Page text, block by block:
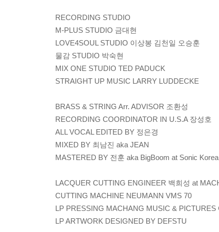
RECORDING STUDIO
M-PLUS STUDIO 금대현
LOVE4SOUL STUDIO 이상봉 김천일 오승훈
물감 STUDIO 박숙현
MIX ONE STUDIO TED PADUCK
STRAIGHT UP MUSIC LARRY LUDDECKE
BRASS & STRING Arr. ADVISOR 조환성
RECORDING COORDINATOR IN U.S.A 장성호
ALL VOCAL EDITED BY 정은경
MIXED BY 최남진 aka JEAN
MASTERED BY 전훈 aka BigBoom at Sonic Korea
LACQUER CUTTING ENGINEER 백희성 at
CUTTING MACHINE NEUMANN VMS 70
LP PRESSING MACHANG MUSIC & PICTURES
LP ARTWORK DESIGNED BY DEFSTU